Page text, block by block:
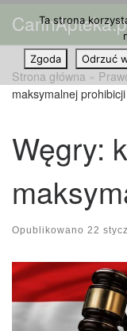
Przejdź do treści
Strona główna »
maksymalnej prohibicji
Węgry:
Opublikowano 22
Ta strona
Zgoda
Odrzuć